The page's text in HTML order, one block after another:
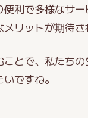
利で多様なサ
リットが期待さ
とで、私たち
ですね。